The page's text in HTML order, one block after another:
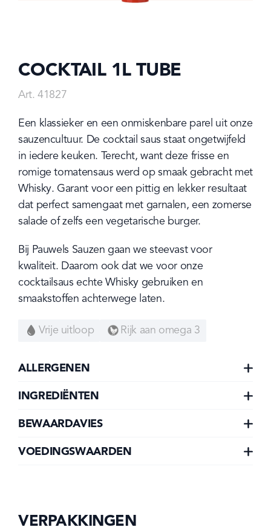
COCKTAIL 1L TUBE
Art. 41827
Een klassieker en een onmiskenbare parel uit onze
sauzencultuur. De cocktail saus staat ongetwijfeld
in iedere keuken. Terecht, want deze frisse en
romige tomatensaus werd op smaak gebracht met
Whisky. Garant voor een pittig en lekker resultaat
dat perfect samengaat met garnalen, een zomerse
salade of zelfs een vegetarische burger.
Bij Pauwels Sauzen gaan we steevast voor
kwaliteit. Daarom ook dat we voor onze
cocktailsaus echte Whisky gebruiken en
smaakstoffen achterwege laten.
Vrije uitloop Rijk aan omega 3
ALLERGENEN
INGREDIËNTEN
BEWAARDAVIES
VOEDINGSWAARDEN
VERPAKKINGEN